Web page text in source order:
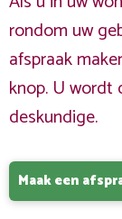
rondom uw
afspraak
knop. U wordt
deskundige.
Maak een